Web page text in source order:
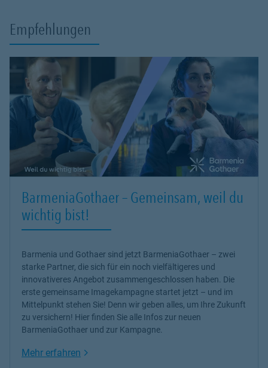
Empfehlungen
BarmeniaGothaer – Gemeinsam, weil du
wichtig bist!
Barmenia und Gothaer sind jetzt BarmeniaGothaer – zwei
starke Partner, die sich für ein noch vielfältigeres und
innovativeres Angebot zusammengeschlossen haben. Die
erste gemeinsame Imagekampagne startet jetzt – und im
Mittelpunkt stehen Sie! Denn wir geben alles, um Ihre Zukunft
zu versichern! Hier finden Sie alle Infos zur neuen
BarmeniaGothaer und zur Kampagne.
Mehr erfahren Link Opens in New Tab